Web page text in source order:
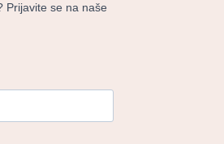
Prijavite se na naše